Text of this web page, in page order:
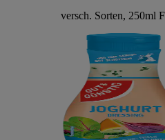
versch. Sorten, 250ml